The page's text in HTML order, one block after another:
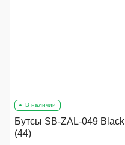
В наличии
Бутсы SB-ZAL-049 Black
(44)